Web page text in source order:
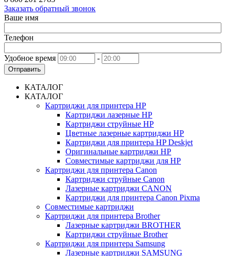
Заказать обратный звонок
Ваше имя
Телефон
Удобное время -
Отправить
КАТАЛОГ
КАТАЛОГ
Картриджи для принтера HP
Картриджи лазерные HP
Картриджи струйные HP
Цветные лазерные картриджи HP
Картриджи для принтера HP Deskjet
Оригинальные картриджи HP
Совместимые картриджи для HP
Картриджи для принтера Canon
Картриджи струйные Canon
Лазерные картриджи CANON
Картриджи для принтера Canon Pixma
Совместимые картриджи
Картриджи для принтера Brother
Лазерные картриджи BROTHER
Картриджи струйные Brother
Картриджи для принтера Samsung
Лазерные картриджи SAMSUNG